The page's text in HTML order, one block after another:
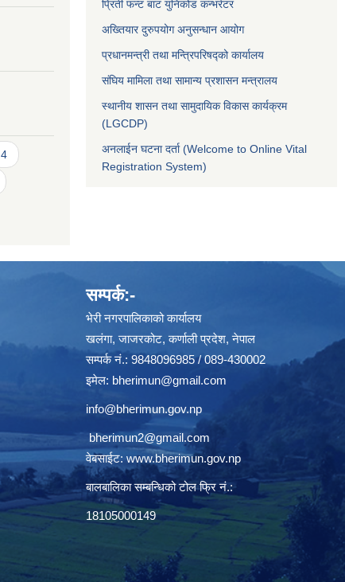
4
प्रिती फन्ट बाट युनिकोड कन्भर्रटर
अख्तियार दुरुपयोग अनुसन्धान आयोग
प्रधानमन्त्री तथा मन्त्रिपरिषद्को कार्यालय
संघिय मामिला तथा सामान्य प्रशासन मन्त्रालय
स्थानीय शासन तथा सामुदायिक विकास कार्यक्रम
(LGCDP)
अनलाईन घटना दर्ता (Welcome to Online Vital
Registration System)
सम्पर्क:-
भेरी नगरपालिकाको कार्यालय
खलंगा, जाजरकोट, कर्णाली प्रदेश, नेपाल
सम्पर्क नं.: 9848096985 / 089-430002
इमेल: bherimun@gmail.com
info@bherimun.gov.np
bherimun2@gmail.com
वेबसाईट: www.bherimun.gov.np
बालबालिका सम्बन्धिको टोल फ्रि नं.:
18105000149